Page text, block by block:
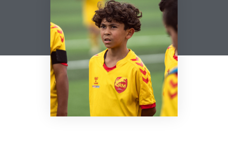
Académie
Féminines
Organisme de formation
RSE
Contact
FAQ